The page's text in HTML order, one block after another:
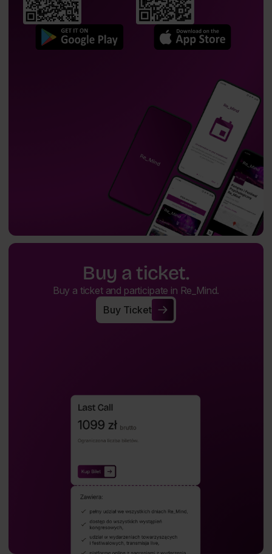
Silviya Korpilo
Buy a ticket.
Buy a ticket and participate in Re_Mind.
Buy Ticket
Buy Ticket